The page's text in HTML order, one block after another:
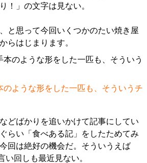
！」の文字は見ない。
と思って今回いくつかのたい焼き屋
らはじまります。
のような形をした一匹も、そういうチ
どばかりを追いかけて記事にしてい
らい「食べある記」をしたためてみ
回は絶好の機会だ。そういうえば
い回しも最近見ない。